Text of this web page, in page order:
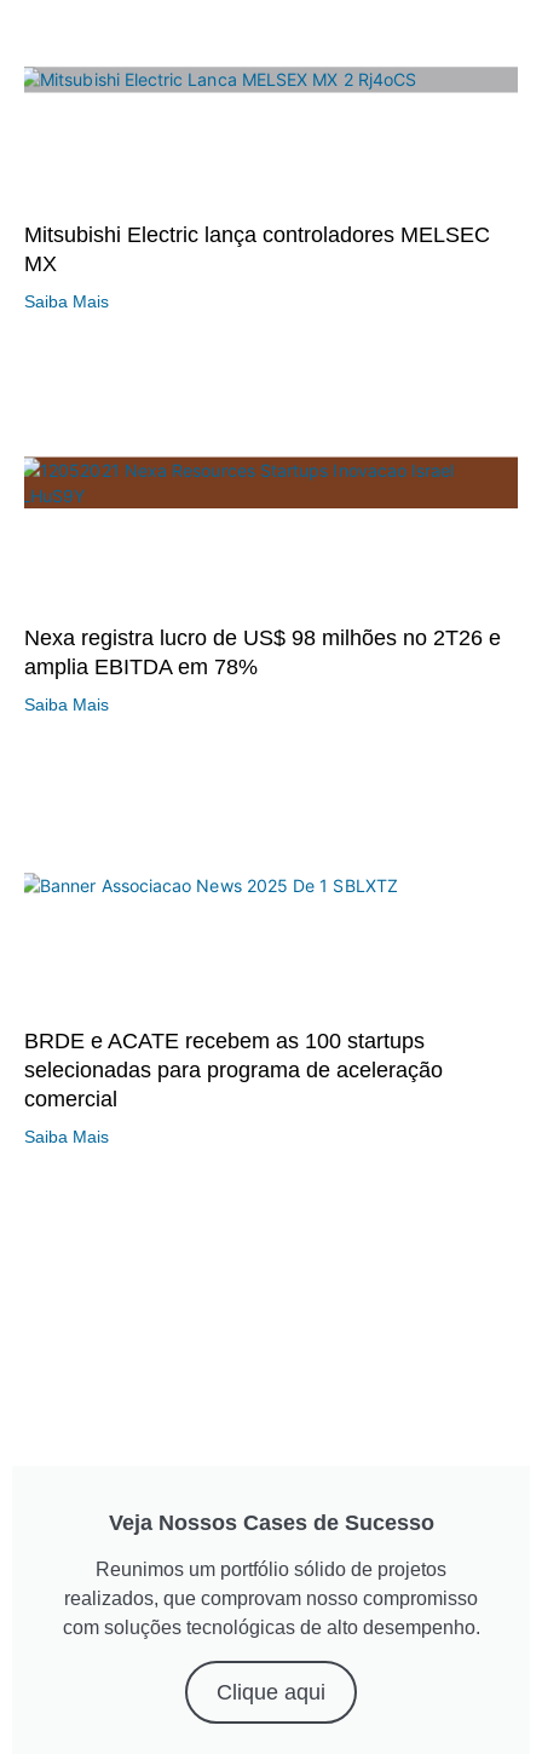
Mitsubishi Electric lança controladores MELSEC
MX
Saiba Mais
Nexa registra lucro de US$ 98 milhões no 2T26 e
amplia EBITDA em 78%
Saiba Mais
BRDE e ACATE recebem as 100 startups
selecionadas para programa de aceleração
comercial
Saiba Mais
Veja Nossos Cases de Sucesso
Reunimos um portfólio sólido de projetos
realizados, que comprovam nosso compromisso
com soluções tecnológicas de alto desempenho.
Clique aqui